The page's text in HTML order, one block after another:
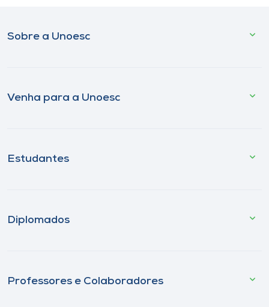
Sobre a Unoesc
Venha para a Unoesc
Estudantes
Diplomados
Professores e Colaboradores